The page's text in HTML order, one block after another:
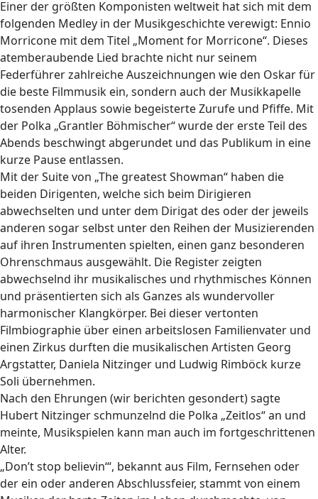
Einer der größten Komponisten weltweit hat sich mit dem
folgenden Medley in der Musikgeschichte verewigt: Ennio
Morricone mit dem Titel „Moment for Morricone“. Dieses
atemberaubende Lied brachte nicht nur seinem
Federführer zahlreiche Auszeichnungen wie den Oskar für
die beste Filmmusik ein, sondern auch der Musikkapelle
tosenden Applaus sowie begeisterte Zurufe und Pfiffe. Mit
der Polka „Grantler Böhmischer“ wurde der erste Teil des
Abends beschwingt abgerundet und das Publikum in eine
kurze Pause entlassen.
Mit der Suite von „The greatest Showman“ haben die
beiden Dirigenten, welche sich beim Dirigieren
abwechselten und unter dem Dirigat des oder der jeweils
anderen sogar selbst unter den Reihen der Musizierenden
auf ihren Instrumenten spielten, einen ganz besonderen
Ohrenschmaus ausgewählt. Die Register zeigten
abwechselnd ihr musikalisches und rhythmisches Können
und präsentierten sich als Ganzes als wundervoller
harmonischer Klangkörper. Bei dieser vertonten
Filmbiographie über einen arbeitslosen Familienvater und
einen Zirkus durften die musikalischen Artisten Georg
Argstatter, Daniela Nitzinger und Ludwig Rimböck kurze
Soli übernehmen.
Nach den Ehrungen (wir berichten gesondert) sagte
Hubert Nitzinger schmunzelnd die Polka „Zeitlos“ an und
meinte, Musikspielen kann man auch im fortgeschrittenen
Alter.
„Don’t stop believin‘“, bekannt aus Film, Fernsehen oder
der ein oder anderen Abschlussfeier, stammt von einem